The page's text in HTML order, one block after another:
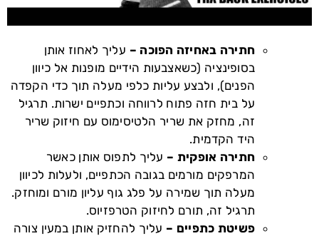
חתירה באחיזה הפוכה – עליך לאחוז אותן
בסופינציה (כשאצבעות הידיים מופנות אל כיוון
הפנים), ולבצע עליות כלפי מעלה תוך כדי הקפדה
על בית חזה פתוח לרווחה וכתפיים ישרות. תרגיל
זה, מחזק את שריר הלטיסימוס עם חיזוק שריר
היד הקדמית.
חתירה אופקית – עליך לתפוס אותן כאשר
המרפקים מורמים בגובה הכתפיים, ולעלות לכיוון
מעלה תוך שמירה על פלג גוף עליון מורם ומוחזק.
תרגיל זה, תורם לחיזוק הטרפזיוס.
פשיטת כתפיים – עליך להחזיק אותן במעין צורה